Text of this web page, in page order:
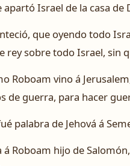
apartó Israel de la casa de
que oyendo todo
rey sobre todo Israel, sin
Roboam vino á
de guerra, para hacer
palabra de Jehová á
á Roboam hijo de